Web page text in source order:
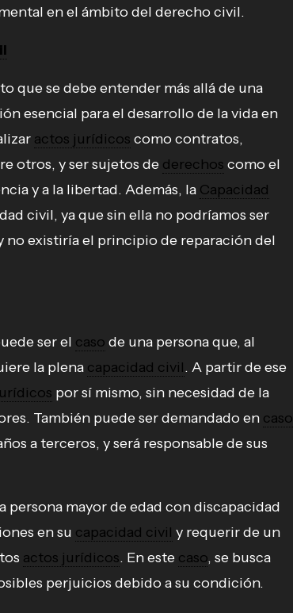
en el ámbito del derecho civil.
que se debe entender más allá de una
esencial para el desarrollo de la vida en
actos jurídicos como contratos,
otros, y ser sujetos de derechos como el
y a la libertad. Además, la Capacidad
civil, ya que sin ella no podríamos ser
no existiría el principio de reparación del
ser el caso de una persona que, al
la plena capacidad civil. A partir de ese
por sí mismo, sin necesidad de la
También puede ser demandado en caso
a terceros, y será responsable de sus
persona mayor de edad con discapacidad
en su capacidad civil y requerir de un
actos jurídicos. En este caso, se busca
perjuicios debido a su condición.